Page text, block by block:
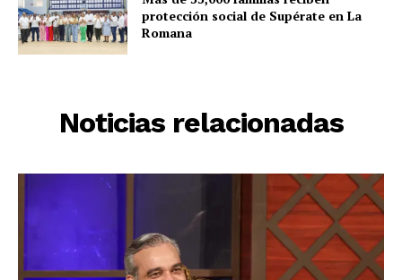
protección social de Supérate en La
Romana
Noticias relacionadas